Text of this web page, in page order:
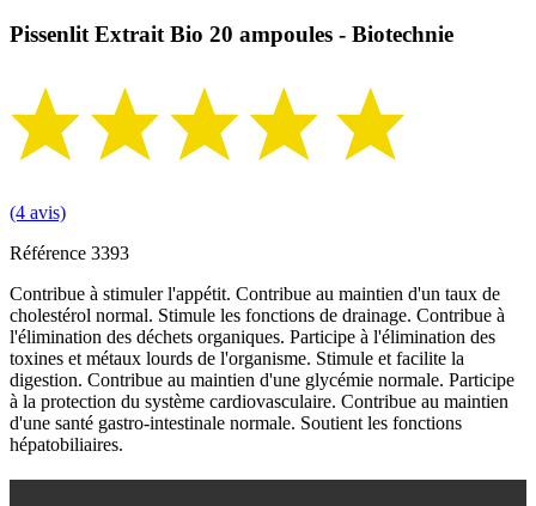
Pissenlit Extrait Bio 20 ampoules - Biotechnie
(4 avis)
Référence 3393
Contribue à stimuler l'appétit. Contribue au maintien d'un taux de
cholestérol normal. Stimule les fonctions de drainage. Contribue à
l'élimination des déchets organiques. Participe à l'élimination des
toxines et métaux lourds de l'organisme. Stimule et facilite la
digestion. Contribue au maintien d'une glycémie normale. Participe
à la protection du système cardiovasculaire. Contribue au maintien
d'une santé gastro-intestinale normale. Soutient les fonctions
hépatobiliaires.